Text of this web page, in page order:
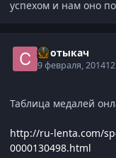
успехом и нам оно
Спотыкач
9 февраля, 2014
Таблица медалей
http://ru-lenta.com/
0000130498.html